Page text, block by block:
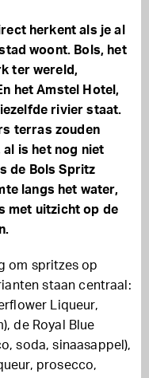
herkent als je al
woont. Bols, het
ter wereld,
het Amstel Hotel,
rivier staat.
terras zouden
is het nog niet
de Bols Spritz
langs het water,
met uitzicht op de
om spritzes op
staan centraal:
Liqueur,
de Royal Blue
soda, sinaasappel),
prosecco,